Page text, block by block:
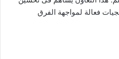
فعالة لمواجهة الفرق